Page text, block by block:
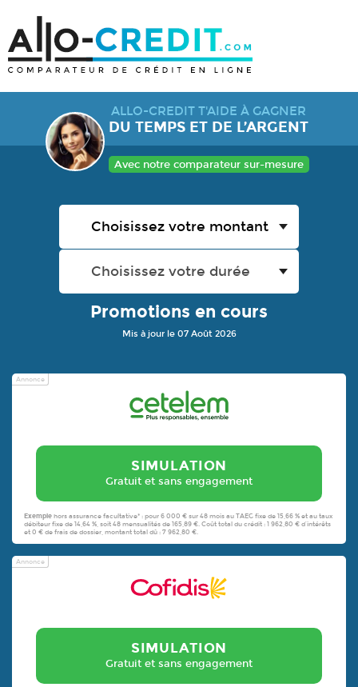
ALLO-CREDIT T'AIDE À GAGNER
DU TEMPS ET DE L’ARGENT
Avec notre comparateur sur-mesure
Promotions en cours
Mis à jour le 07 Août 2026
Annonce
SIMULATION
Gratuit et sans engagement
Exemple hors assurance facultative* : pour 6 000 € sur 48 mois au TAEG fixe de 15,66 % et au taux
débiteur fixe de 14,64 %, soit 48 mensualités de 165,89 €. Coût total du crédit : 1 962,80 € d’intérêts
et 0 € de frais de dossier, montant total dû : 7 962,80 €.
Annonce
SIMULATION
Gratuit et sans engagement